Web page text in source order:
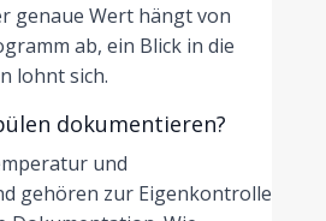
genaue Wert hängt von
ab, ein Blick in die
lohnt sich.
dokumentieren?
und
gehören zur Eigenkontrolle